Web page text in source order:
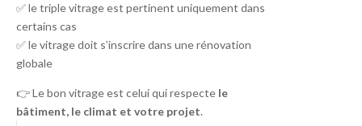
✅ le triple vitrage est pertinent uniquement dans
certains cas
✅ le vitrage doit s’inscrire dans une rénovation
globale
👉 Le bon vitrage est celui qui respecte le
bâtiment, le climat et votre projet.